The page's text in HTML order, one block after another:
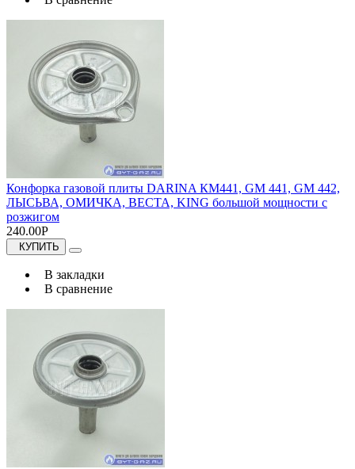
Конфорка газовой плиты DARINA КМ441, GM 441, GM 442,
ЛЫСЬВА, ОМИЧКА, ВЕСТА, KING большой мощности с
розжигом
240.00Р
КУПИТЬ
В закладки
В сравнение